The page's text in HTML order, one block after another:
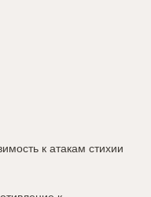
к атакам стихии